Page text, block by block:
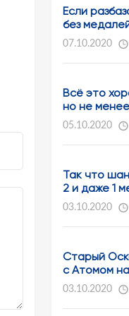
Если
без
07.10.2020
Всё это
но не
05.10.2020
Так что
2 и даже 1
03.10.2020
Старый
с Атомом на
03.10.2020